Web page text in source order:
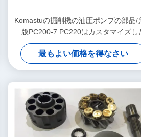
Komastuの掘削機の油圧ポンプの部品/
版PC200-7 PC220はカスタマイズし
最もよい価格を得なさい